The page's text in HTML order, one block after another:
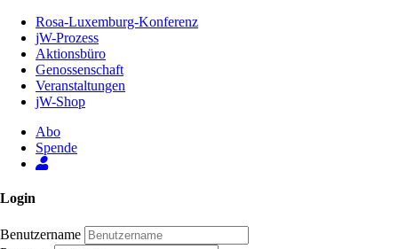
Inhalt
Seite
Rosa-Luxemburg-Konferenz
jW-Prozess
Aktionsbüro
Genossenschaft
Veranstaltungen
jW-Shop
Abo
Spende
Login
Benutzername